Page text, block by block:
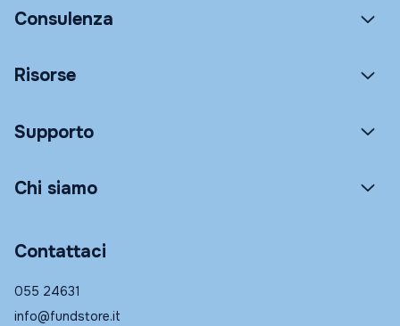
Consulenza
Risorse
Supporto
Chi siamo
Contattaci
055 24631
info@fundstore.it